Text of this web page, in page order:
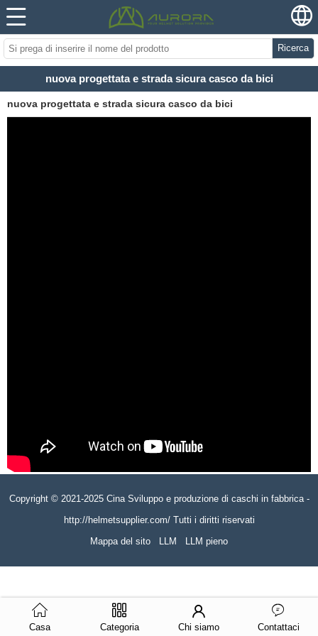
Ricerca
nuova progettata e strada sicura casco da bici
nuova progettata e strada sicura casco da bici
Copyright © 2021-2025 Cina Sviluppo e produzione di caschi in fabbrica -
http://helmetsupplier.com/ Tutti i diritti riservati
Mappa del sito
LLM LLM pieno
Casa Categoria Chi siamo Contattaci